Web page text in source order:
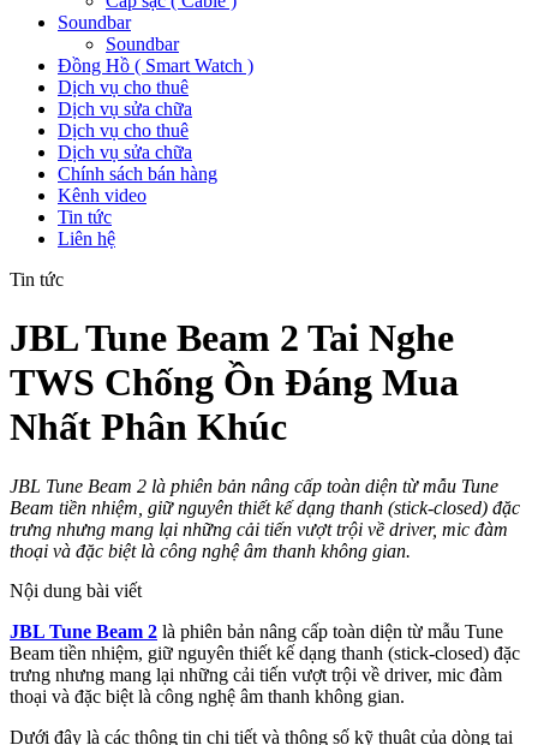
Soundbar
Soundbar
Đồng Hồ ( Smart Watch )
Dịch vụ cho thuê
Dịch vụ sửa chữa
Dịch vụ cho thuê
Dịch vụ sửa chữa
Chính sách bán hàng
Kênh video
Tin tức
Liên hệ
Tin tức
JBL Tune Beam 2 Tai Nghe
TWS Chống Ồn Đáng Mua
Nhất Phân Khúc
JBL Tune Beam 2 là phiên bản nâng cấp toàn diện từ mẫu Tune
Beam tiền nhiệm, giữ nguyên thiết kế dạng thanh (stick-closed) đặc
trưng nhưng mang lại những cải tiến vượt trội về driver, mic đàm
thoại và đặc biệt là công nghệ âm thanh không gian.
Nội dung bài viết
JBL Tune Beam 2 là phiên bản nâng cấp toàn diện từ mẫu Tune
Beam tiền nhiệm, giữ nguyên thiết kế dạng thanh (stick-closed) đặc
trưng nhưng mang lại những cải tiến vượt trội về driver, mic đàm
thoại và đặc biệt là công nghệ âm thanh không gian.
Dưới đây là các thông tin chi tiết và thông số kỹ thuật của dòng tai